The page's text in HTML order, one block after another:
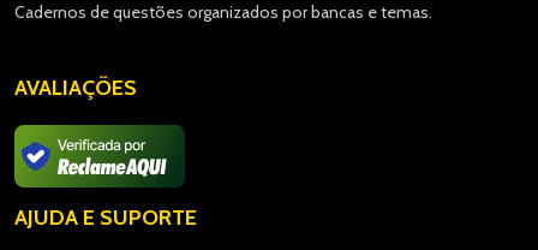
Cadernos de questões organizados por bancas e temas.
AVALIAÇÕES
AJUDA E SUPORTE